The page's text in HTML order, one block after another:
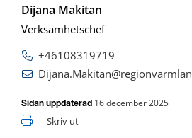
Dijana Makitan
Verksamhetschef
+46108319719
Sidan uppdaterad 16 december 2025
Skriv ut